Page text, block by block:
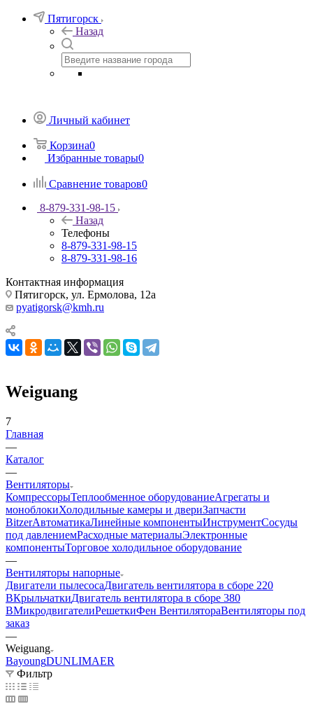
Пятигорск
Назад
Личный кабинет
Корзина0
Избранные товары0
Сравнение товаров0
8-879-331-98-15
Назад
Телефоны
8-879-331-98-15
8-879-331-98-16
Контактная информация
Пятигорск, ул. Ермолова, 12а
pyatigorsk@kmh.ru
Weiguang
7
Главная
—
Каталог
—
Вентиляторы
КомпрессорыТеплообменное оборудованиеАгрегаты и
моноблокиХолодильные камеры и двериЗапчасти
BitzerАвтоматикаЛинейные компонентыИнструментСосуды
под давлениемРасходные материалыЭлектронные
компонентыТорговое холодильное оборудование
—
Вентиляторы напорные
Двигатели пылесосаДвигатель вентилятора в сборе 220
ВКрыльчаткиДвигатель вентилятора в сборе 380
ВМикродвигателиРешеткиФен ВентилятораВентиляторы под
заказ
—
Weiguang
BayoungDUNLIMAER
Фильтр